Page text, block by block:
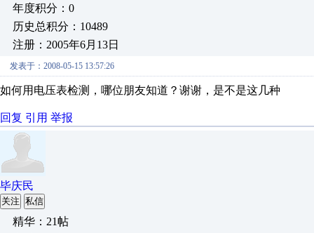
年度积分：0
历史总积分：10489
注册：2005年6月13日
发表于：2008-05-15 13:57:26
如何用电压表检测，哪位朋友知道？谢谢，是不是这几种
回复 引用 举报
毕庆民
关注 私信
精华：21帖